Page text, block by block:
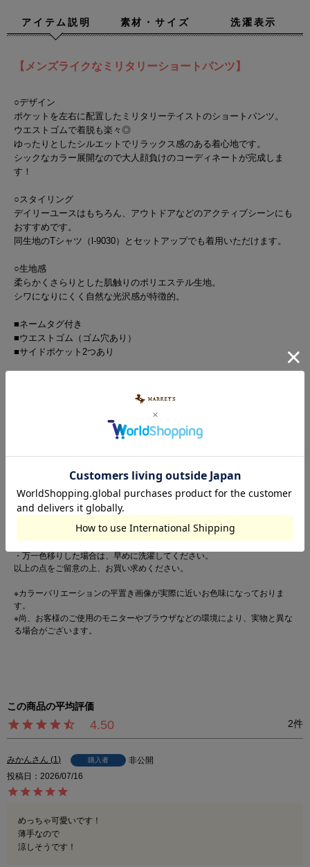
アイテム説明 素材・サイズ 洗濯表示
【メンズライクなミリタリーショートパンツ】
○デザイン
ポケットを左右に配置したミリタリーテイストのショートパンツ。
ウエストゴムで着脱も楽々◎
ゆったりとしたシルエットでリラックス感のある着心地です。
シックなカラー展開なので大人顔負けのコーディネートが完成しま
す！
○スタイリング
デイリーユースはもちろん、アウトドアなどのアクティブシーンにも
おすすめです。
同生地のTシャツ（l-9030）とセットアップでも着用いただけます。
○生地感
柔らかくさらりとした肌触りのポリエステル生地。
シワになりにくく自然な光沢感が特徴的。
■ネームタグ付き
■ウエストゴム（ゴム穴あり）
■サイドポケット2つあり
この製品は縫製後、製品染め・製品洗い加工をしています。
・多少のゆがみ、シワ、アタリなど一点一点に微妙な色、サイズ、毛羽立ち
の上、他の商品では味わえない風合いなどをお楽しみください。
ますので、特に白や淡色製品と組み合わせて着用する際はご注意ください。
・水濡れ・発汗・雨などで色落ちすることがあります。
・色落ちや色移りの恐れがありますので、単独で洗ってください。
・長時間水に浸けておかないでください。
・濡れたまま他の洗濯物と重ねないでください。
・洗濯後は直ちに干してください。
・万一色移りした場合は、早めに洗濯してください。
以上の点をご留意の上、お買い求めください。
※カラーバリエーションの平置き画像が実際に近いお色味になっておりま
す。
※尚、お客様のご使用のモニターやブラウザなどの環境により、実物と異な
る場合がございます。
4.50 2
みかん 1 購入者
非公開
投稿日
2026/07/16
めっちゃ可愛いです！
薄手なので
涼しそうです！